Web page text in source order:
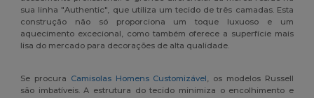
sua linha "Authentic", que utiliza um tecido de três camadas. Esta
construção não só proporciona um toque luxuoso e um
aquecimento excecional, como também oferece a superfície mais
lisa do mercado para decorações de alta qualidade.
Se procura Camisolas Homens Customizável, os modelos Russell
são imbatíveis. A estrutura do tecido minimiza o encolhimento e